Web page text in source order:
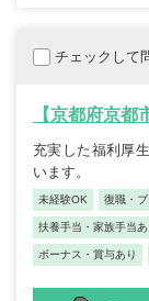
チェックして
【京都府京都
充実した福利厚
います。
未経験OK 復職・
扶養手当・家族手当あ
ボーナス・賞与あり